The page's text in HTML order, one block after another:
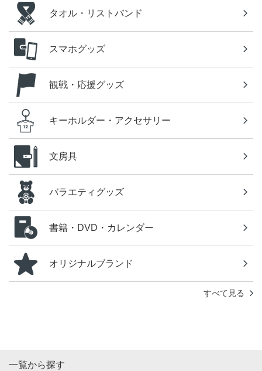
タオル・リストバンド
スマホグッズ
観戦・応援グッズ
キーホルダー・アクセサリー
文房具
バラエティグッズ
書籍・DVD・カレンダー
オリジナルブランド
すべて見る
一覧から探す